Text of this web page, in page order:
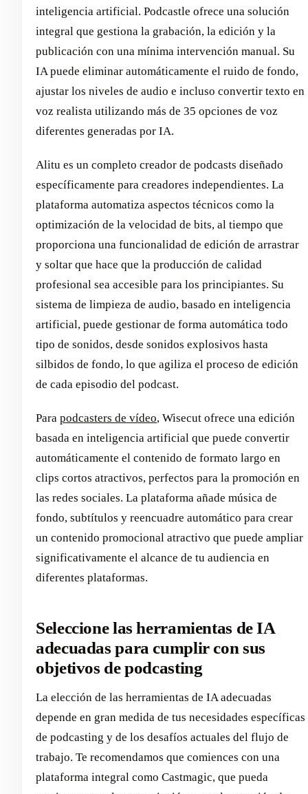
inteligencia artificial. Podcastle ofrece una solución
integral que gestiona la grabación, la edición y la
publicación con una mínima intervención manual. Su
IA puede eliminar automáticamente el ruido de fondo,
ajustar los niveles de audio e incluso convertir texto en
voz realista utilizando más de 35 opciones de voz
diferentes generadas por IA.
Alitu es un completo creador de podcasts diseñado
específicamente para creadores independientes. La
plataforma automatiza aspectos técnicos como la
optimización de la velocidad de bits, al tiempo que
proporciona una funcionalidad de edición de arrastrar
y soltar que hace que la producción de calidad
profesional sea accesible para los principiantes. Su
sistema de limpieza de audio, basado en inteligencia
artificial, puede gestionar de forma automática todo
tipo de sonidos, desde sonidos explosivos hasta
silbidos de fondo, lo que agiliza el proceso de edición
de cada episodio del podcast.
Para podcasters de vídeo, Wisecut ofrece una edición
basada en inteligencia artificial que puede convertir
automáticamente el contenido de formato largo en
clips cortos atractivos, perfectos para la promoción en
las redes sociales. La plataforma añade música de
fondo, subtítulos y reencuadre automático para crear
un contenido promocional atractivo que puede ampliar
significativamente el alcance de tu audiencia en
diferentes plataformas.
Seleccione las herramientas de IA
adecuadas para cumplir con sus
objetivos de podcasting
La elección de las herramientas de IA adecuadas
depende en gran medida de tus necesidades específicas
de podcasting y de los desafíos actuales del flujo de
trabajo. Te recomendamos que comiences con una
plataforma integral como Castmagic, que pueda